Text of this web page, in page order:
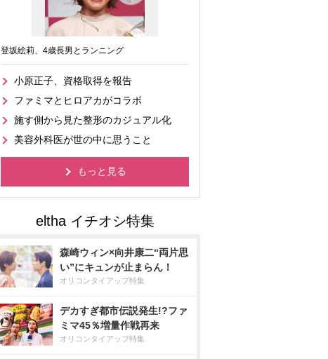
登坂絵莉、4歳長男とランニング
小原正子、資格取得を報告
ファミマとヒロアカがコラボ
施す側から見た整形のカジュアル化
美容外科医が世の中に思うこと
もっと見る
森崎ウィン×向井康二“両片思
い”にキュンが止まらん！
オリコンタイアップ特集
デカすぎ都市伝説発生!?ファ
ミマ45％増量作戦再来
オリコンタイアップ特集